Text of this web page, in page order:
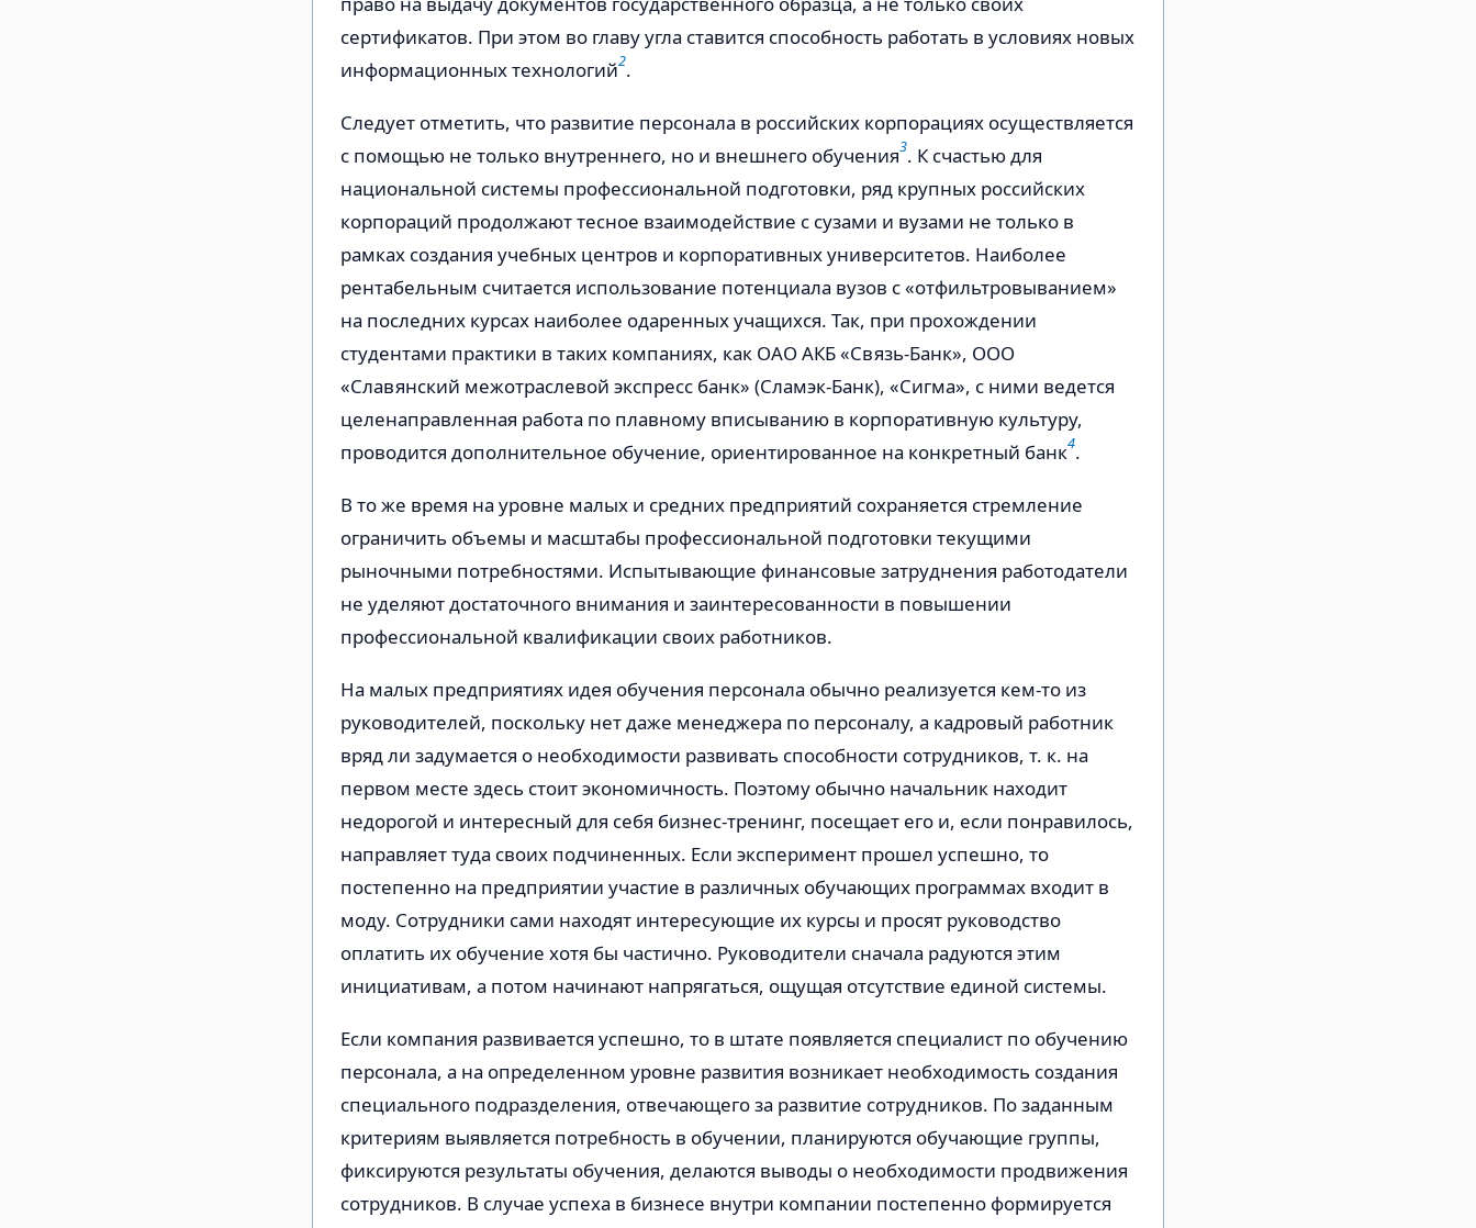
сертификатов. При этом во главу угла ставится способность работать в условиях новых
информационных технологий2.
Следует отметить, что развитие персонала в российских корпорациях осуществляется
с помощью не только внутреннего, но и внешнего обучения3. К счастью для
национальной системы профессиональной подготовки, ряд крупных российских
корпораций продолжают тесное взаимодействие с сузами и вузами не только в
рамках создания учебных центров и корпоративных университетов. Наиболее
рентабельным считается использование потенциала вузов с «отфильтровыванием»
на последних курсах наиболее одаренных учащихся. Так, при прохождении
студентами практики в таких компаниях, как ОАО АКБ «Связь-Банк», ООО
«Славянский межотраслевой экспресс банк» (Сламэк-Банк), «Сигма», с ними ведется
целенаправленная работа по плавному вписыванию в корпоративную культуру,
проводится дополнительное обучение, ориентированное на конкретный банк4.
В то же время на уровне малых и средних предприятий сохраняется стремление
ограничить объемы и масштабы профессиональной подготовки текущими
рыночными потребностями. Испытывающие финансовые затруднения работодатели
не уделяют достаточного внимания и заинтересованности в повышении
профессиональной квалификации своих работников.
На малых предприятиях идея обучения персонала обычно реализуется кем-то из
руководителей, поскольку нет даже менеджера по персоналу, а кадровый работник
вряд ли задумается о необходимости развивать способности сотрудников, т. к. на
первом месте здесь стоит экономичность. Поэтому обычно начальник находит
недорогой и интересный для себя бизнес-тренинг, посещает его и, если понравилось,
направляет туда своих подчиненных. Если эксперимент прошел успешно, то
постепенно на предприятии участие в различных обучающих программах входит в
моду. Сотрудники сами находят интересующие их курсы и просят руководство
оплатить их обучение хотя бы частично. Руководители сначала радуются этим
инициативам, а потом начинают напрягаться, ощущая отсутствие единой системы.
Если компания развивается успешно, то в штате появляется специалист по обучению
персонала, а на определенном уровне развития возникает необходимость создания
специального подразделения, отвечающего за развитие сотрудников. По заданным
критериям выявляется потребность в обучении, планируются обучающие группы,
фиксируются результаты обучения, делаются выводы о необходимости продвижения
сотрудников. В случае успеха в бизнесе внутри компании постепенно формируется